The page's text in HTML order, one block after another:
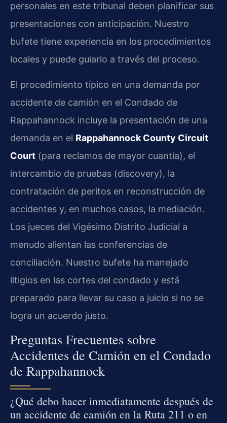
personales en este tribunal deben planificar sus
presentaciones con anticipación. Nuestro
bufete tiene experiencia en los procedimientos
locales y puede guiarlo a través del proceso.
El procedimiento típico en una demanda por
accidente de camión en el Condado de
Rappahannock incluye la presentación de una
demanda en el Rappahannock County Circuit
Court (para reclamos de mayor cuantía), el
intercambio de pruebas (discovery), la
contratación de peritos en reconstrucción de
accidentes y, en muchos casos, la mediación.
Los jueces del Vigésimo Distrito Judicial a
menudo alientan las conferencias de
conciliación. Nuestro bufete ha manejado
litigios en las cortes del condado y está
preparado para llevar su caso a juicio si no se
logra un acuerdo justo.
Preguntas Frecuentes sobre
Accidentes de Camión en el Condado
de Rappahannock
¿Qué debo hacer inmediatamente después de
un accidente de camión en la Ruta 211 o en